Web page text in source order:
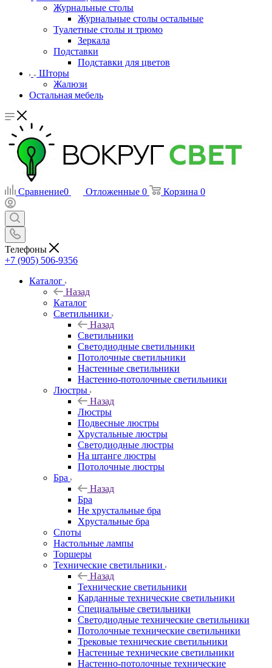
Журнальные столы
Журнальные столы остальные
Туалетные столы и трюмо
Зеркала
Подставки
Подставки для цветов
Шторы
Жалюзи
Остальная мебель
Сравнение0 Отложенные 0 Корзина 0
Телефоны
+7 (905) 506-9356
Каталог
Назад
Каталог
Светильники
Назад
Светильники
Светодиодные светильники
Потолочные светильники
Настенные светильники
Настенно-потолочные светильники
Люстры
Назад
Люстры
Подвесные люстры
Хрустальные люстры
Светодиодные люстры
На штанге люстры
Потолочные люстры
Бра
Назад
Бра
Не хрустальные бра
Хрустальные бра
Споты
Настольные лампы
Торшеры
Технические светильники
Назад
Технические светильники
Карданные технические светильники
Специальные светильники
Светодиодные технические светильники
Потолочные технические светильники
Трековые технические светильники
Настенные технические светильники
Настенно-потолочные технические